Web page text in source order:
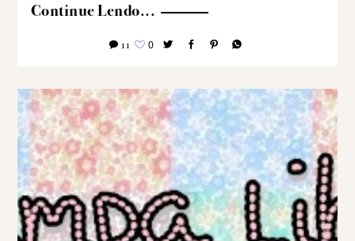
Continue Lendo...
11 0